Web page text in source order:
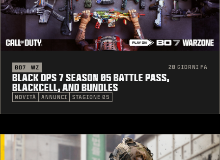
BO7 WZ 20 GIORNI FA
BLACK OPS 7 SEASON 05 BATTLE PASS,
BLACKCELL, AND BUNDLES
NOVITÀ ANNUNCI STAGIONE 05